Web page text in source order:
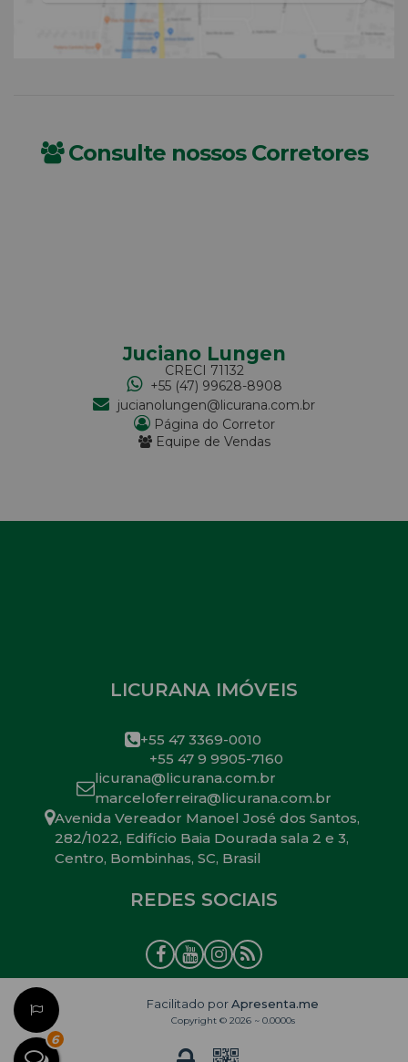
6
Consulte nossos Corretores
Juciano Lungen
CRECI 71132
+55 (47) 99628-8908
jucianolungen@licurana.com.br
Página do Corretor
Equipe de Vendas
LICURANA IMÓVEIS
+55 47 3369-0010
+55 47 9 9905-7160
licurana@licurana.com.br
marceloferreira@licurana.com.br
Avenida Vereador Manoel José dos Santos,
282/1022, Edifício Baia Dourada sala 2 e 3,
Centro, Bombinhas, SC, Brasil
REDES SOCIAIS
Facilitado porApresenta.me
Copyright © 2026 ~ 0.0000s